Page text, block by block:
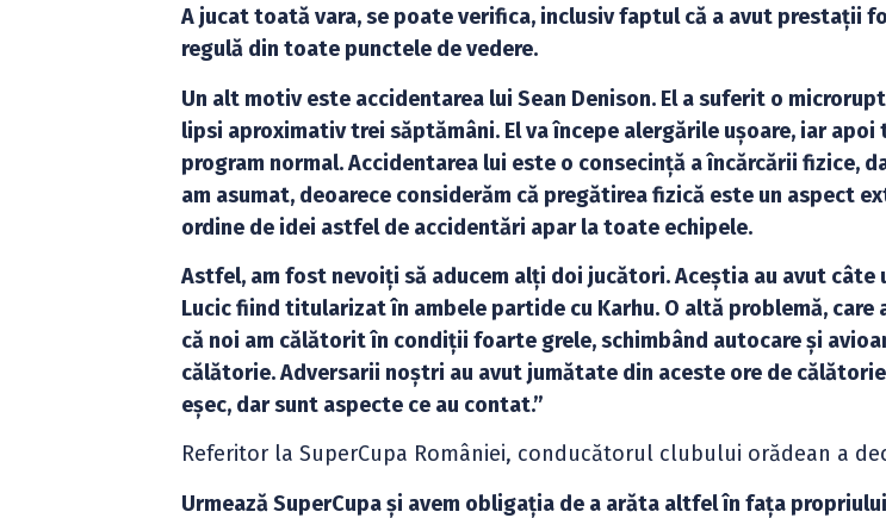
A jucat toată vara, se poate verifica, inclusiv faptul că a avut prestații
regulă din toate punctele de vedere.
Un alt motiv este accidentarea lui Sean Denison. El a suferit o
lipsi aproximativ trei săptămâni. El va începe alergările ușoare, iar
program normal. Accidentarea lui este o consecință a încărcării fizice,
am asumat, deoarece considerăm că pregătirea fizică este un aspect
ordine de idei astfel de accidentări apar la toate echipele.
Astfel, am fost nevoiți să aducem alți doi jucători. Aceștia au avut câte
Lucic fiind titularizat în ambele partide cu Karhu. O altă problemă,
că noi am călătorit în condiții foarte grele, schimbând autocare și
călătorie. Adversarii noștri au avut jumătate din aceste ore de
eșec, dar sunt aspecte ce au contat.”
Referitor la SuperCupa României, conducătorul clubului orădean a
Urmează SuperCupa și avem obligația de a arăta altfel în fața